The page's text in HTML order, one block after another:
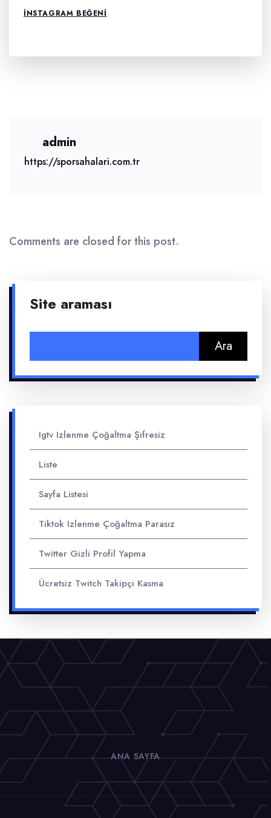
INSTAGRAM BEĞENI
admin
https://sporsahalari.com.tr
Comments are closed for this post.
Site araması
Igtv Izlenme Çoğaltma Şifresiz
Liste
Sayfa Listesi
Tiktok Izlenme Çoğaltma Parasız
Twitter Gizli Profil Yapma
Ücretsiz Twitch Takipçi Kasma
ANA SAYFA